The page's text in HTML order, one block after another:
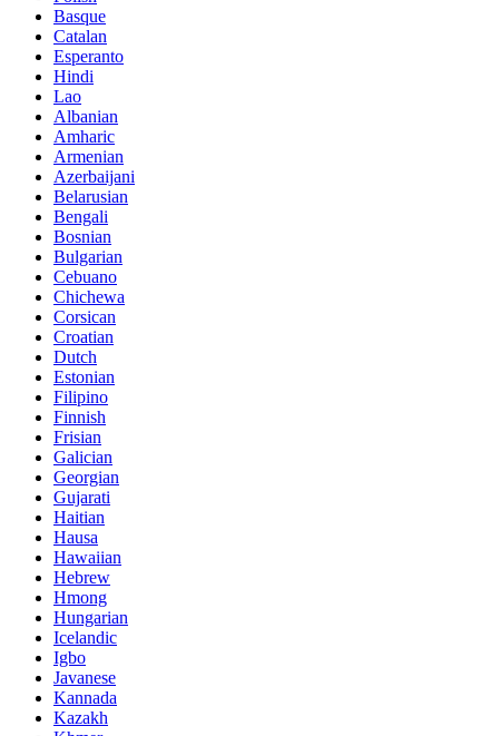
Basque
Catalan
Esperanto
Hindi
Lao
Albanian
Amharic
Armenian
Azerbaijani
Belarusian
Bengali
Bosnian
Bulgarian
Cebuano
Chichewa
Corsican
Croatian
Dutch
Estonian
Filipino
Finnish
Frisian
Galician
Georgian
Gujarati
Haitian
Hausa
Hawaiian
Hebrew
Hmong
Hungarian
Icelandic
Igbo
Javanese
Kannada
Kazakh